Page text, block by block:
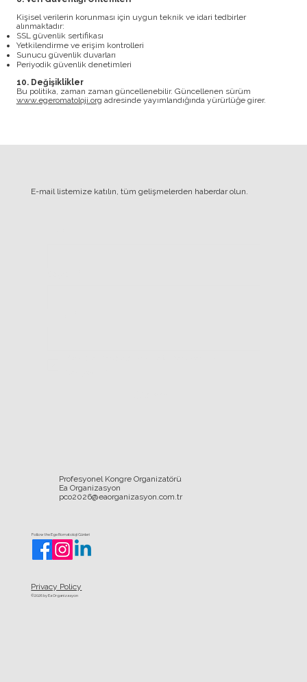
Kişisel verilerin korunması için uygun teknik ve idari tedbirler
alınmaktadır:
SSL güvenlik sertifikası
Yetkilendirme ve erişim kontrolleri
Sunucu güvenlik duvarları
Periyodik güvenlik denetimleri
10. Değişiklikler
Bu politika, zaman zaman güncellenebilir. Güncellenen sürüm
www.egeromatoloji.org adresinde yayımlandığında yürürlüğe girer.
E-mail listemize katılın, tüm gelişmelerden haberdar olun.
Profesyonel Kongre Organizatörü
Ea Organizasyon
pco2026@eaorganizasyon.com.tr
Follow the Ege Romatoloji Günleri
Privacy Policy
©2026 by Ea Organizasyon